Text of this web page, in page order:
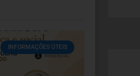
INFORMAÇÕES ÚTEIS